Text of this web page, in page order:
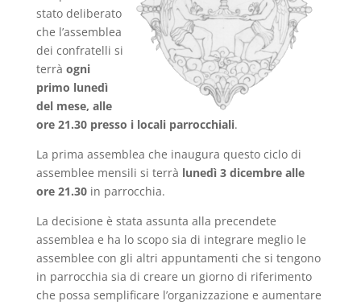
stato deliberato
che l’assemblea
dei confratelli si
terrà ogni
primo lunedì
del mese, alle
ore 21.30 presso i locali parrocchiali.
La prima assemblea che inaugura questo ciclo di
assemblee mensili si terrà lunedì 3 dicembre alle
ore 21.30in parrocchia.
La decisione è stata assunta alla precendete
assemblea e ha lo scopo sia di integrare meglio le
assemblee con gli altri appuntamenti che si tengono
in parrocchia sia di creare un giorno di riferimento
che possa semplificare l’organizzazione e aumentare